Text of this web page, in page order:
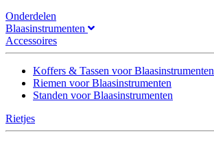
Onderdelen
Blaasinstrumenten
Accessoires
Koffers & Tassen voor Blaasinstrumenten
Riemen voor Blaasinstrumenten
Standen voor Blaasinstrumenten
Rietjes